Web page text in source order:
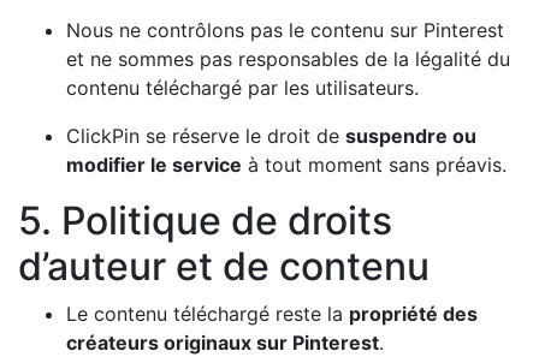
Nous ne contrôlons pas le contenu sur Pinterest
et ne sommes pas responsables de la légalité du
contenu téléchargé par les utilisateurs.
ClickPin se réserve le droit de suspendre ou
modifier le service à tout moment sans préavis.
5. Politique de droits
d’auteur et de contenu
Le contenu téléchargé reste la propriété des
créateurs originaux sur Pinterest.